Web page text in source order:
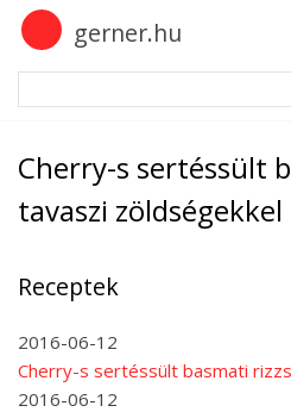
Skip
main
content
gerner.hu
Cherry-s sertéssült
tavaszi zöldségekkel
Receptek
2016-06-12
Cherry-s sertéssült basmati
2016-06-12